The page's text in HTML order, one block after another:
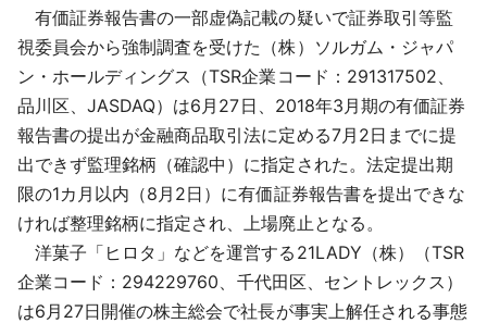
有価証券報告書の一部虚偽記載の疑いで証券取引等監
視委員会から強制調査を受けた（株）ソルガム・ジャパ
ン・ホールディングス（TSR企業コード：291317502、
品川区、JASDAQ）は6月27日、2018年3月期の有価証券
報告書の提出が金融商品取引法に定める7月2日までに提
出できず監理銘柄（確認中）に指定された。法定提出期
限の1カ月以内（8月2日）に有価証券報告書を提出できな
ければ整理銘柄に指定され、上場廃止となる。
洋菓子「ヒロタ」などを運営する21LADY（株）（TSR
企業コード：294229760、千代田区、セントレックス）
は6月27日開催の株主総会で社長が事実上解任される事態